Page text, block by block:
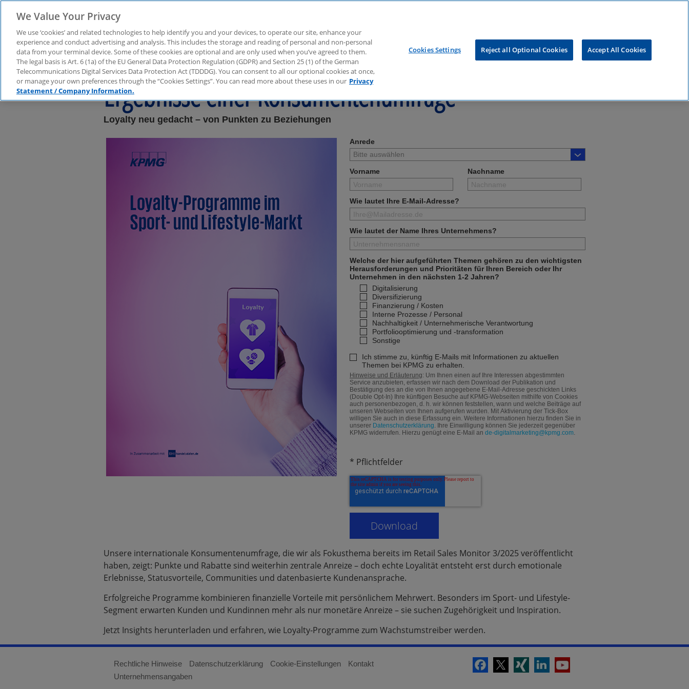
Loyalty-Programme im Sport- und Lifestyle-Markt:
Ergebnisse einer Konsumentenumfrage
Loyalty neu gedacht – von Punkten zu Beziehungen
Anrede
Vorname Nachname
Wie lautet Ihre E-Mail-Adresse?
Wie lautet der Name Ihres Unternehmens?
Welche der hier aufgeführten Themen gehören zu den wichtigsten
Herausforderungen und Prioritäten für Ihren Bereich oder Ihr
Unternehmen in den nächsten 1-2 Jahren?
Digitalisierung
Diversifizierung
Finanzierung / Kosten
Interne Prozesse / Personal
Nachhaltigkeit / Unternehmerische Verantwortung
Portfoliooptimierung und -transformation
Sonstige
Hinweise und Erläuterung: Um Ihnen einen auf Ihre Interessen abgestimmten
Service anzubieten, erfassen wir nach dem Download der Publikation und
Bestätigung des an die von Ihnen angegebene E-Mail-Adresse geschickten Links
(Double Opt-In) Ihre künftigen Besuche auf KPMG-Webseiten mithilfe von Cookies
auch personenbezogen, d. h. wir können feststellen, wann und welche Beiträge auf
unseren Webseiten von Ihnen aufgerufen wurden. Mit Aktivierung der Tick-Box
willigen Sie auch in diese Erfassung ein. Weitere Informationen hierzu finden Sie in
unserer Datenschutzerklärung. Ihre Einwilligung können Sie jederzeit gegenüber
KPMG widerrufen. Hierzu genügt eine E-Mail ande-digitalmarketing@kpmg.com.
Ich stimme zu, künftig E-Mails mit Informationen zu aktuellen
Themen bei KPMG zu erhalten.
* Pflichtfelder
Unsere internationale Konsumentenumfrage, die wir als Fokusthema bereits im Retail Sales Monitor 3/2025 veröffentlicht
haben, zeigt: Punkte und Rabatte sind weiterhin zentrale Anreize – doch echte Loyalität entsteht erst durch emotionale
Erlebnisse, Statusvorteile, Communities und datenbasierte Kundenansprache.
Erfolgreiche Programme kombinieren finanzielle Vorteile mit persönlichem Mehrwert. Besonders im Sport- und Lifestyle-
Segment erwarten Kunden und Kundinnen mehr als nur monetäre Anreize – sie suchen Zugehörigkeit und Inspiration.
Jetzt Insights herunterladen und erfahren, wie Loyalty-Programme zum Wachstumstreiber werden.
Rechtliche Hinweise Datenschutzerklärung Cookie-Einstellungen
Kontakt
Unternehmensangaben
We Value Your Privacy
We use ‘cookies’ and related technologies to help identify you and your devices, to operate our site, enhance your
experience and conduct advertising and analysis. This includes the storage and reading of personal and non-personal
data from your terminal device. Some of these cookies are optional and are only used when you’ve agreed to them.
The legal basis is Art. 6 (1a) of the EU General Data Protection Regulation (GDPR) and Section 25 (1) of the German
Telecommunications Digital Services Data Protection Act (TDDDG). You can consent to all our optional cookies at once,
or manage your own preferences through the “Cookies Settings”. You can read more about these uses in our Privacy
Statement / Company Information.
Cookies Settings Reject all Optional Cookies Accept All Cookies